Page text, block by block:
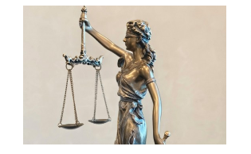
Kontakty zagraniczne
Newsy
Obóz adaptacyjny
Polityka ochrony dzieci
Przewodniczący Rady Szkoły
Szkoła zimowa
Warsztaty interdyscyplinarne
Wykaz podręczników